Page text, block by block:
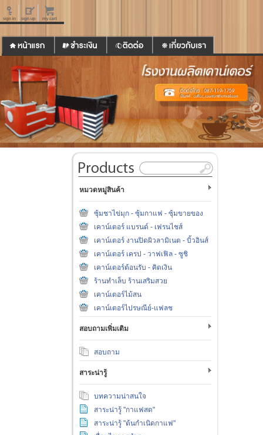
หมวดหมู่สินค้า
ซุ้มชาไข่มุก - ซุ้มกาแฟ - ซุ้มขายของ
เคาน์เตอร์ แบรนด์ - เฟรนไชส์
เคาน์เตอร์ งานปิดผิวลามิเนต - บิ้วอินส์
เคาน์เตอร์ เครป - วาฟเฟิล - ซูชิ
เคาน์เตอร์ต้อนรับ - คิดเงิน
ร้านทำเล็บ ร้านเสริมสวย
เคาน์เตอร์ไม้สน
เคาน์เตอร์ไปรษณีย์-แฟลช
สอบถามเพิ่มเติม
สอบถาม
สาระน่ารู้
บทความน่าสนใจ
สาระน่ารู้ "กาแฟสด"
สาระน่ารู้ "ต้นกำเนิดกาแฟ"